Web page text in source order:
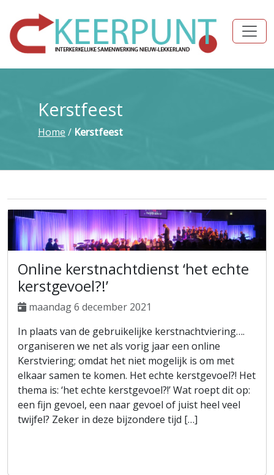
Kerstfeest
Home / Kerstfeest
Online kerstnachtdienst ‘het echte
kerstgevoel?!’
maandag 6 december 2021
In plaats van de gebruikelijke kerstnachtviering….
organiseren we net als vorig jaar een online
Kerstviering; omdat het niet mogelijk is om met
elkaar samen te komen. Het echte kerstgevoel?! Het
thema is: ‘het echte kerstgevoel?!’ Wat roept dit op:
een fijn gevoel, een naar gevoel of juist heel veel
twijfel? Zeker in deze bijzondere tijd […]